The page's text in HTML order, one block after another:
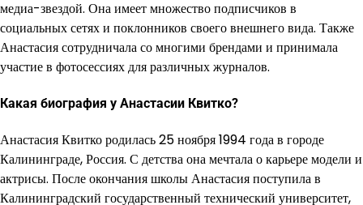
медиа-звездой. Она имеет множество подписчиков в
социальных сетях и поклонников своего внешнего вида. Также
Анастасия сотрудничала со многими брендами и принимала
участие в фотосессиях для различных журналов.
Какая биография у Анастасии Квитко?
Анастасия Квитко родилась 25 ноября 1994 года в городе
Калининграде, Россия. С детства она мечтала о карьере модели и
актрисы. После окончания школы Анастасия поступила в
Калининградский государственный технический университет,